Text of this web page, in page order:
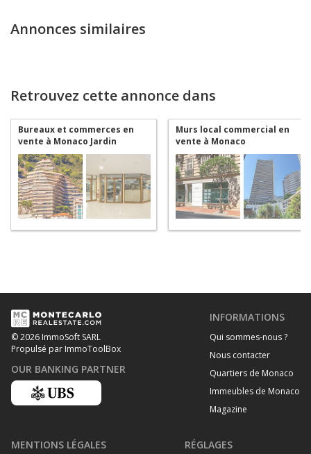
Annonces similaires
Retrouvez cette annonce dans
Bureaux et commerces en
vente à Monaco Jardin
Exotique
Murs local commercial en
vente à Monaco
© 2026 ImmoSoft SARL
Propulsé par ImmoToolBox
OUR BANKING PARTNER
INFORMATIONS
Qui sommes-nous ?
Nous contacter
Quartiers de Monaco
Immeubles de Monaco
Magazine
MENTIONS LÉGALES RÉGLAGES